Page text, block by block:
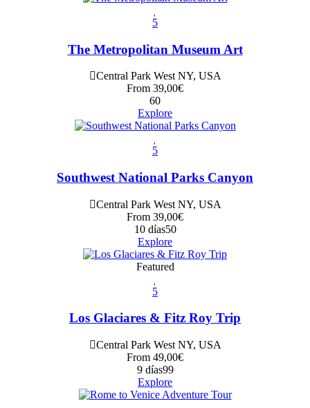
5
The Metropolitan Museum Art
Central Park West NY, USA
From 39,00€
60
Explore
5
Southwest National Parks Canyon
Central Park West NY, USA
From 39,00€
10 días50
Explore
Featured
5
Los Glaciares & Fitz Roy Trip
Central Park West NY, USA
From 49,00€
9 días99
Explore